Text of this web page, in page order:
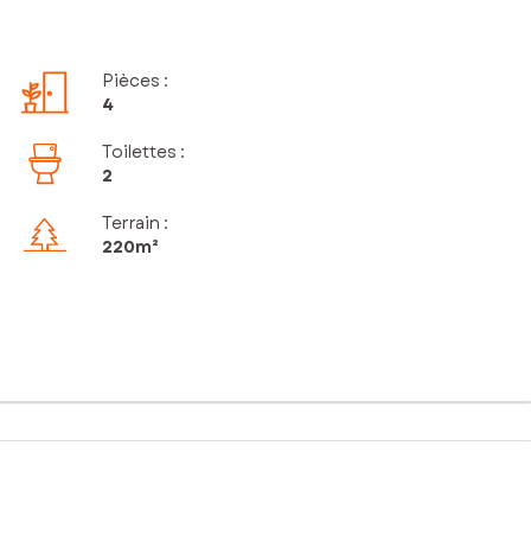
Pièces :
4
Toilettes :
2
Terrain :
220m²